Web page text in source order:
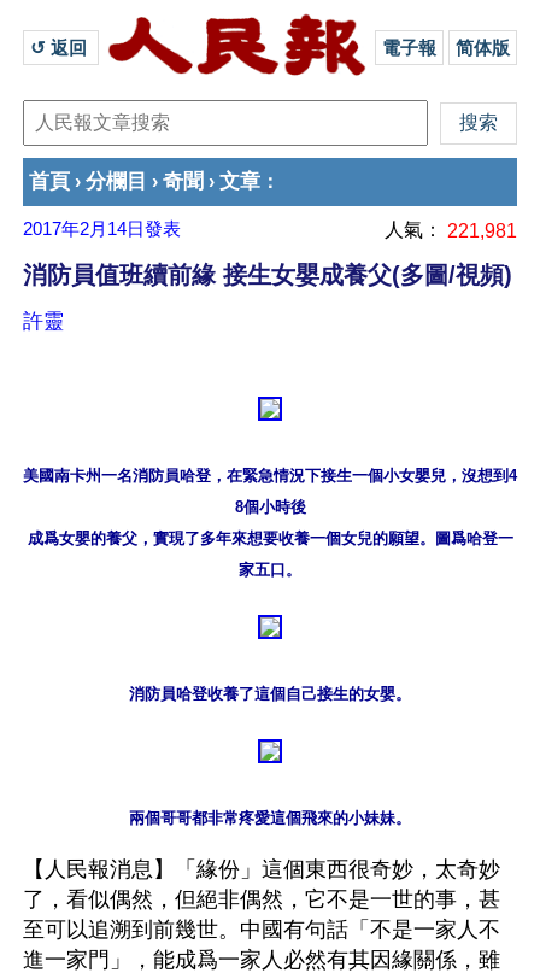
↺ 返回 電子報 简体版
首頁 › 分欄目 › 奇聞 › 文章 ：
2017年2月14日發表 人氣： 221,981
消防員值班續前緣 接生女嬰成養父(多圖/視頻)
許靈
美國南卡州一名消防員哈登，在緊急情況下接生一個小女嬰兒，沒想到4
8個小時後
成爲女嬰的養父，實現了多年來想要收養一個女兒的願望。圖爲哈登一
消防員哈登收養了這個自己接生的女嬰。
兩個哥哥都非常疼愛這個飛來的小妹妹。
【人民報消息】「緣份」這個東西很奇妙，太奇妙
了，看似偶然，但絕非偶然，它不是一世的事，甚
至可以追溯到前幾世。中國有句話「不是一家人不
進一家門」，能成爲一家人必然有其因緣關係，雖